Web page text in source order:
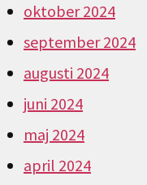
oktober 2024
september 2024
augusti 2024
juni 2024
maj 2024
april 2024